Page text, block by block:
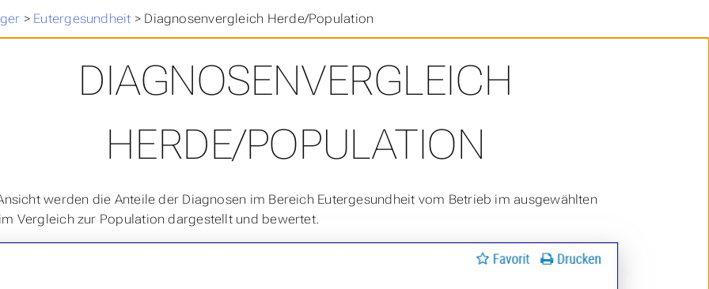
> Eutergesundheit > Diagnosenvergleich Herde/Population
DIAGNOSENVERGLEICH
HERDE/POPULATION
werden die Anteile der Diagnosen im Bereich Eutergesundheit vom Betrieb im ausgewählten
Vergleich zur Population dargestellt und bewertet.